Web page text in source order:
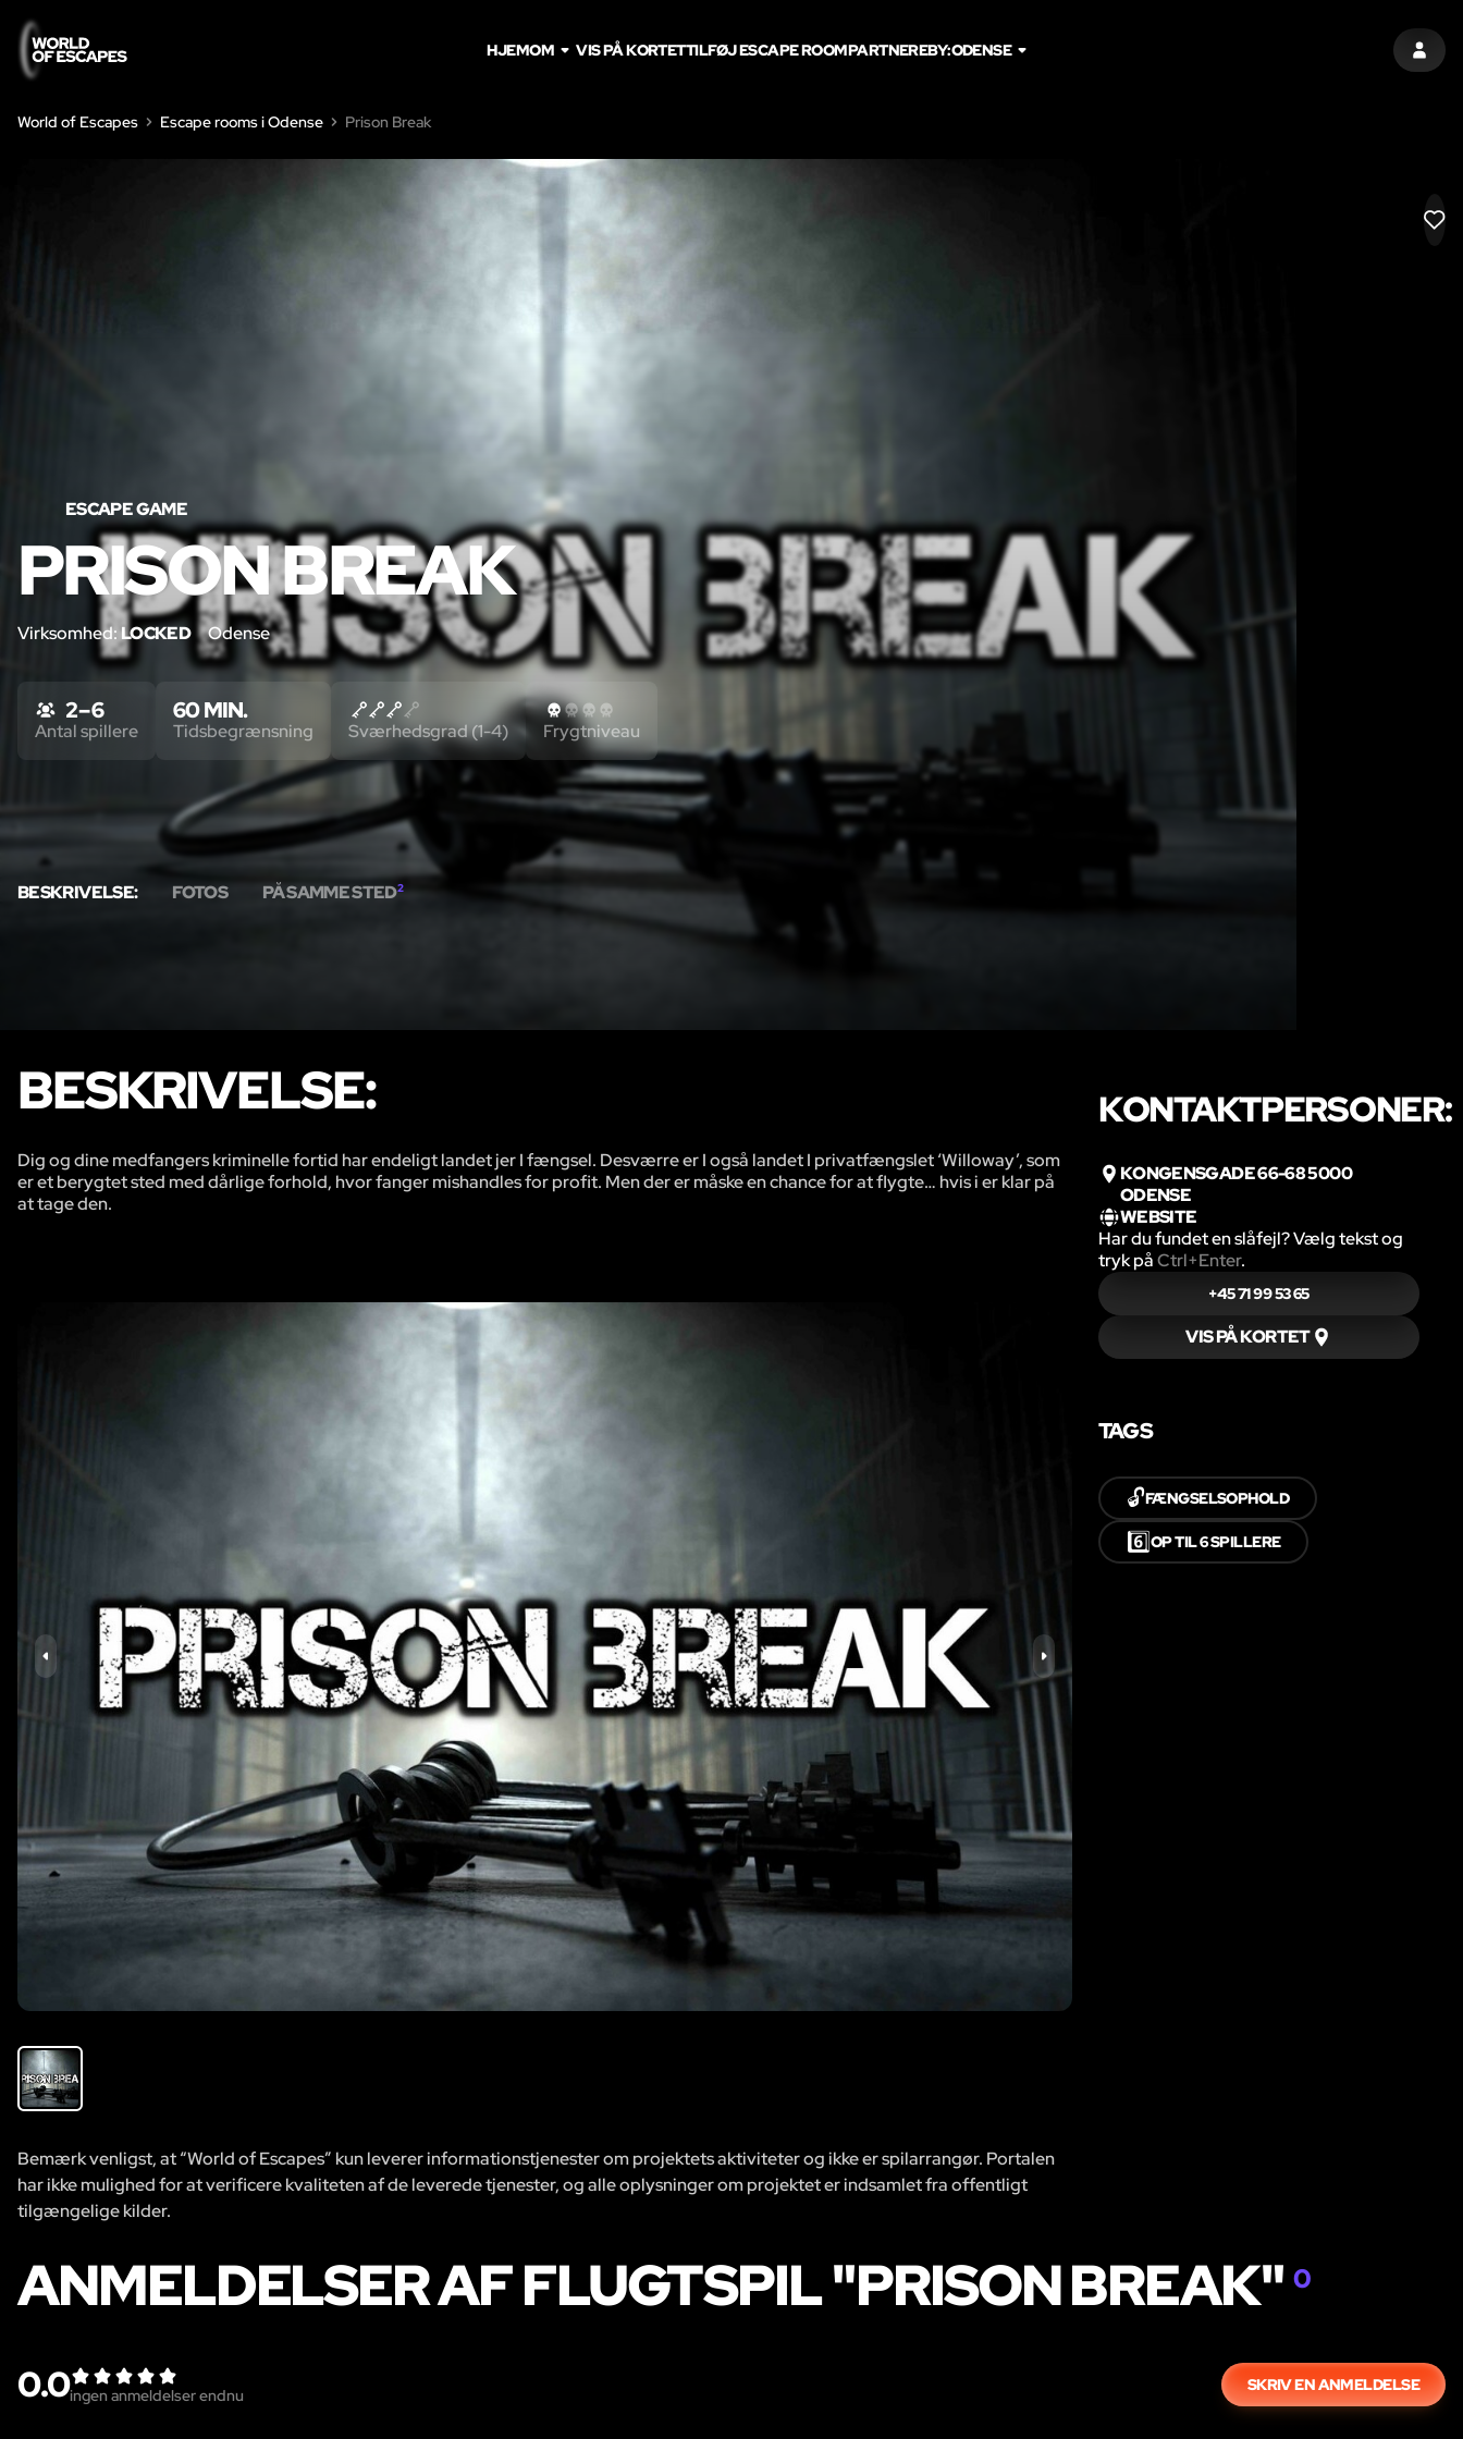
LOG
HJEMOM VIS PÅ KORTETTILFØJ ESCAPE ROOMPARTNEREBY:ODENSE
World of Escapes Escape rooms i Odense Prison Break
ESCAPE GAME
PRISON BREAK
Virksomhed:LOCKED Odense
BESKRIVELSE: FOTOS PÅ SAMME STED2
2 – 6
Antal spillere
60 MIN.
Tidsbegrænsning Sværhedsgrad (1-4) Frygtniveau
BESKRIVELSE:
Dig og dine medfangers kriminelle fortid har endeligt landet jer I fængsel. Desværre er I også landet I privatfængslet ‘Willoway’, som
er et berygtet sted med dårlige forhold, hvor fanger mishandles for profit. Men der er måske en chance for at flygte… hvis i er klar på
at tage den.
Bemærk venligst, at “World of Escapes” kun leverer informationstjenester om projektets aktiviteter og ikke er spilarrangør. Portalen
har ikke mulighed for at verificere kvaliteten af de leverede tjenester, og alle oplysninger om projektet er indsamlet fra offentligt
tilgængelige kilder.
KONTAKTPERSONER:
KONGENSGADE 66-68 5000
ODENSE
WEBSITE
Har du fundet en slåfejl? Vælg tekst og
tryk påCtrl+Enter.
+45 71 99 53 65
VIS PÅ KORTET
TAGS
🔓FÆNGSELSOPHOLD
6️⃣OP TIL 6 SPILLERE
ANMELDELSER AF FLUGTSPIL "PRISON BREAK" 0
0.0ingen anmeldelser endnu
SKRIV EN ANMELDELSE